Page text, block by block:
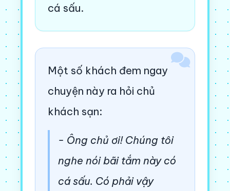
cá sấu.
Một số khách đem ngay
chuyện này ra hỏi chủ
khách sạn:
- Ông chủ ơi! Chúng tôi
nghe nói bãi tắm này có
cá sấu. Có phải vậy